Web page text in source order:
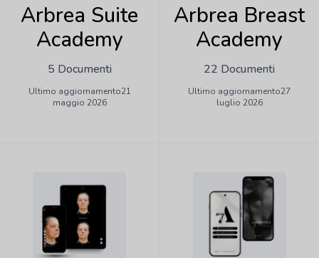
Arbrea Suite
Academy
5 Documenti
Ultimo aggiornamento21
maggio 2026
Arbrea Breast
Academy
22 Documenti
Ultimo aggiornamento27
luglio 2026